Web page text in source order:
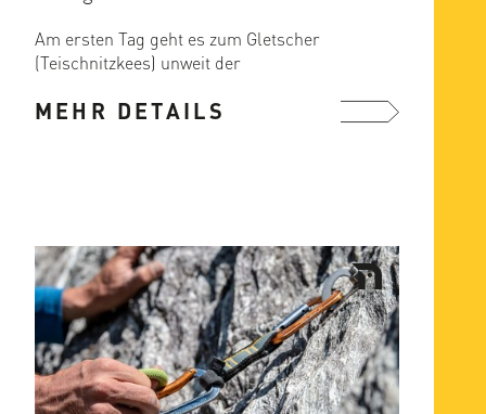
Am ersten Tag geht es zum Gletscher
(Teischnitzkees) unweit der
MEHR DETAILS